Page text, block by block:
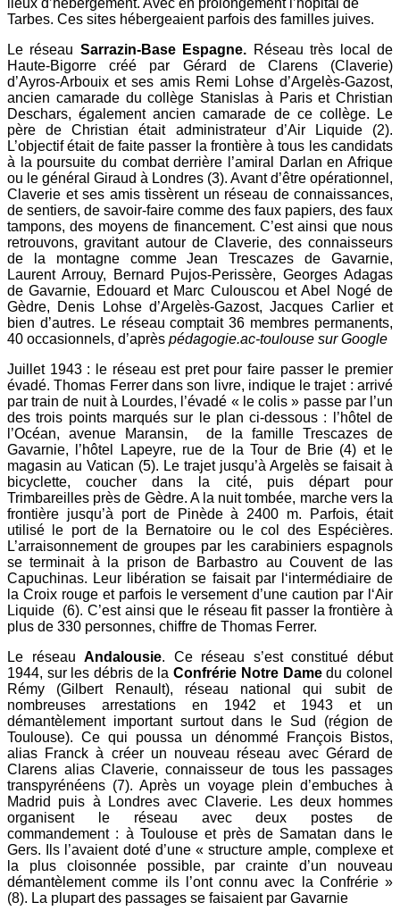
Tarbes. Ces sites hébergeaient parfois des familles juives.
Le réseau Sarrazin-Base Espagne. Réseau très local de
Haute-Bigorre créé par Gérard de Clarens (Claverie)
d’Ayros-Arbouix et ses amis Remi Lohse d’Argelès-Gazost,
ancien camarade du collège Stanislas à Paris et Christian
Deschars, également ancien camarade de ce collège. Le
père de Christian était administrateur d’Air Liquide (2).
L’objectif était de faite passer la frontière à tous les candidats
à la poursuite du combat derrière l’amiral Darlan en Afrique
ou le général Giraud à Londres (3). Avant d’être opérationnel,
Claverie et ses amis tissèrent un réseau de connaissances,
de sentiers, de savoir-faire comme des faux papiers, des faux
tampons, des moyens de financement. C’est ainsi que nous
retrouvons, gravitant autour de Claverie, des connaisseurs
de la montagne comme Jean Trescazes de Gavarnie,
Laurent Arrouy, Bernard Pujos-Perissère, Georges Adagas
de Gavarnie, Edouard et Marc Culouscou et Abel Nogé de
Gèdre, Denis Lohse d’Argelès-Gazost, Jacques Carlier et
bien d’autres. Le réseau comptait 36 membres permanents,
40 occasionnels, d’après pédagogie.ac-toulouse sur Google
Juillet 1943 : le réseau est pret pour faire passer le premier
évadé. Thomas Ferrer dans son livre, indique le trajet : arrivé
par train de nuit à Lourdes, l’évadé « le colis » passe par l’un
des trois points marqués sur le plan ci-dessous : l’hôtel de
l’Océan, avenue Maransin, de la famille Trescazes de
Gavarnie, l’hôtel Lapeyre, rue de la Tour de Brie (4) et le
magasin au Vatican (5). Le trajet jusqu’à Argelès se faisait à
bicyclette, coucher dans la cité, puis départ pour
Trimbareilles près de Gèdre. A la nuit tombée, marche vers la
frontière jusqu’à port de Pinède à 2400 m. Parfois, était
utilisé le port de la Bernatoire ou le col des Espécières.
L’arraisonnement de groupes par les carabiniers espagnols
se terminait à la prison de Barbastro au Couvent de las
Capuchinas. Leur libération se faisait par l‘intermédiaire de
la Croix rouge et parfois le versement d’une caution par l‘Air
Liquide (6). C’est ainsi que le réseau fit passer la frontière à
plus de 330 personnes, chiffre de Thomas Ferrer.
Le réseauAndalousie. Ce réseau s’est constitué début
1944, sur les débris de laConfrérie Notre Damedu colonel
Rémy (Gilbert Renault), réseau national qui subit de
nombreuses arrestations en 1942 et 1943 et un
démantèlement important surtout dans le Sud (région de
Toulouse). Ce qui poussa un dénommé François Bistos,
alias Franck à créer un nouveau réseau avec Gérard de
Clarens alias Claverie, connaisseur de tous les passages
transpyrénéens (7). Après un voyage plein d’embuches à
Madrid puis à Londres avec Claverie. Les deux hommes
organisent le réseau avec deux postes de
commandement : à Toulouse et près de Samatan dans le
Gers. Ils l’avaient doté d’une « structure ample, complexe et
la plus cloisonnée possible, par crainte d’un nouveau
démantèlement comme ils l’ont connu avec la Confrérie »
(8). La plupart des passages se faisaient par Gavarnie